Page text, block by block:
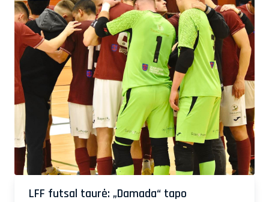
LFF futsal taurė: „Damada“ tapo